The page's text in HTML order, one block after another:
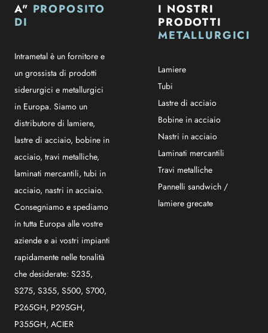
A" PROPOSITO
DI
Intrametal è un fornitore e
un grossista di prodotti
siderurgici e metallurgici
in Europa. Siamo un
distributore di lamiere,
lastre di acciaio, bobine in
acciaio, travi metalliche,
laminati mercantili, tubi in
acciaio, nastri in acciaio.
Consegniamo e spediamo
in tutta Europa alle vostre
aziende e ai vostri impianti
rapidamente nelle tonalità
che desiderate: S235,
S275, S355, S500, S700,
P265GH, P295GH,
P355GH, ACIER
I NOSTRI
PRODOTTI
METALLURGICI
Lamiere
Tubi
Lastre di acciaio
Bobine in acciaio
Nastri in acciaio
Laminati mercantili
Travi metalliche
Pannelli sandwich /
lamiere grecate